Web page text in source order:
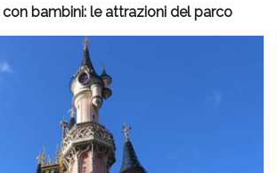
con bambini: le attrazioni del parco